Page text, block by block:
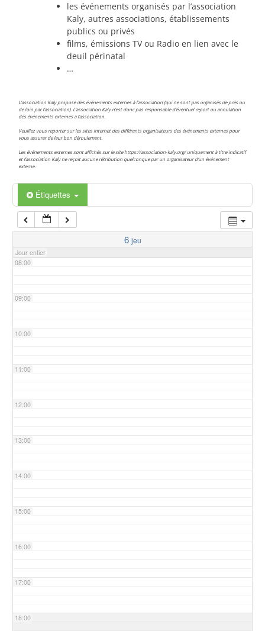
les événements organisés par l’association
Kaly, autres associations, établissements
publics ou privés
films, émissions TV ou Radio en lien avec le
deuil périnatal
…
L’association Kaly propose des événements externes à l’association (qui ne sont pas organisés de près ou
de loin par l’association). L’association Kaly n’est donc pas responsable d’éventuel report ou annulation
des événements externes à l’association.
Veuillez vous reporter sur les sites internet des différents organisateurs des événements externes pour
vous assurer de leur bon déroulement.
Les événements externes sont affichés sur le site https://association-kaly.org/ uniquement à titre indicatif
et l’association Kaly ne reçoit aucune rétribution quelconque par un organisateur d’un événement
externe.
Étiquettes
6 jeu
Jour entier
04:00
05:00
06:00
07:00
08:00
09:00
10:00
11:00
12:00
13:00
14:00
15:00
16:00
17:00
18:00